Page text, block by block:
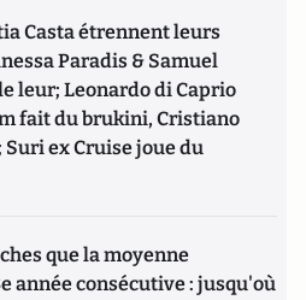
Casta étrennent leurs
Paradis & Samuel
leur; Leonardo di Caprio
fait du brukini, Cristiano
ex Cruise joue du
que la moyenne
année consécutive : jusqu'où